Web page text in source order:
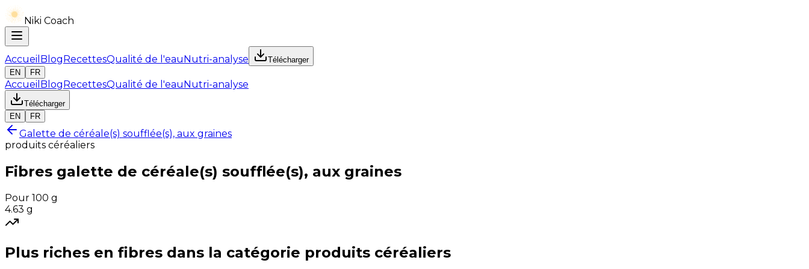
Niki Coach
Accueil BlogRecettesQualité de l'eauNutri-analyse
Télécharger
EN
FR
Accueil BlogRecettesQualité de l'eauNutri-analyse
Télécharger
EN
FR
Galette de céréale(s) soufflée(s), aux graines
produits céréaliers
Fibres galette de céréale(s) soufflée(s), aux graines
Pour 100 g
4.63 g
Plus riches en fibres dans la catégorie produits céréaliers